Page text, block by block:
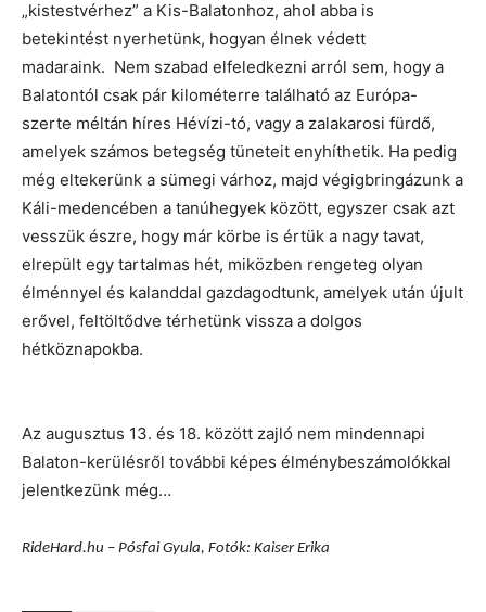
„kistestvérhez” a Kis-Balatonhoz, ahol abba is
betekintést nyerhetünk, hogyan élnek védett
madaraink. Nem szabad elfeledkezni arról sem, hogy a
Balatontól csak pár kilométerre található az Európa-
szerte méltán híres Hévízi-tó, vagy a zalakarosi fürdő,
amelyek számos betegség tüneteit enyhíthetik. Ha pedig
még eltekerünk a sümegi várhoz, majd végigbringázunk a
Káli-medencében a tanúhegyek között, egyszer csak azt
vesszük észre, hogy már körbe is értük a nagy tavat,
elrepült egy tartalmas hét, miközben rengeteg olyan
élménnyel és kalanddal gazdagodtunk, amelyek után újult
erővel, feltöltődve térhetünk vissza a dolgos
hétköznapokba.
Az augusztus 13. és 18. között zajló nem mindennapi
Balaton-kerülésről további képes élménybeszámolókkal
jelentkezünk még…
RideHard.hu – Pósfai Gyula, Fotók: Kaiser Erika